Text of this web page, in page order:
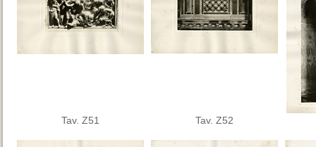
Tav. Z51 Tav. Z52